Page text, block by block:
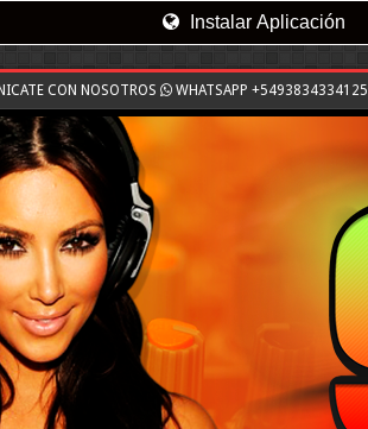
Instalar Aplicación
CON NOSOTROS WHATSAPP +5493834334125